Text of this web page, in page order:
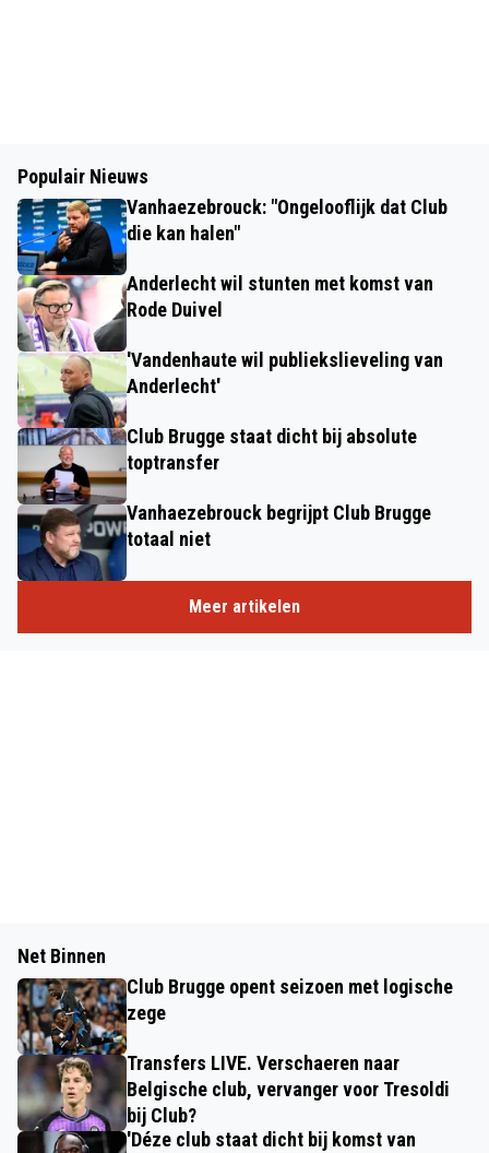
Populair Nieuws
Vanhaezebrouck: "Ongelooflijk dat Club
die kan halen"
Anderlecht wil stunten met komst van
Rode Duivel
'Vandenhaute wil publiekslieveling van
Anderlecht'
Club Brugge staat dicht bij absolute
toptransfer
Vanhaezebrouck begrijpt Club Brugge
totaal niet
Meer artikelen
Net Binnen
Club Brugge opent seizoen met logische
zege
Transfers LIVE. Verschaeren naar
Belgische club, vervanger voor Tresoldi
bij Club?
'Déze club staat dicht bij komst van